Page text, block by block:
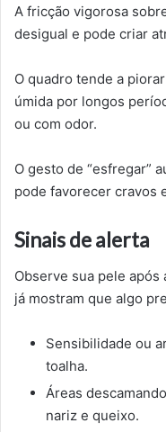
A fricção vigorosa
desigual e pode criar
O quadro tende a
úmida por longos
ou com odor.
O gesto de “esfregar”
pode favorecer cravos
Sinais de alerta
Observe sua pele
já mostram que algo
Sensibilidade ou
toalha.
Áreas
nariz e queixo.